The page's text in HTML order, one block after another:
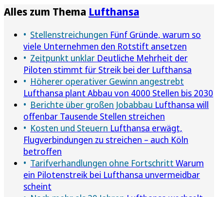
Alles zum Thema Lufthansa
Stellenstreichungen Fünf Gründe, warum so
viele Unternehmen den Rotstift ansetzen
Zeitpunkt unklar Deutliche Mehrheit der
Piloten stimmt für Streik bei der Lufthansa
Höherer operativer Gewinn angestrebt
Lufthansa plant Abbau von 4000 Stellen bis 2030
Berichte über großen Jobabbau Lufthansa will
offenbar Tausende Stellen streichen
Kosten und Steuern Lufthansa erwägt,
Flugverbindungen zu streichen – auch Köln
betroffen
Tarifverhandlungen ohne Fortschritt Warum
ein Pilotenstreik bei Lufthansa unvermeidbar
scheint